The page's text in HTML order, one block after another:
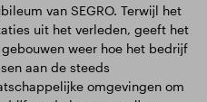
van SEGRO. Terwijl het
uit het verleden, geeft het
weer hoe het bedrijf
aan de steeds
omgevingen om